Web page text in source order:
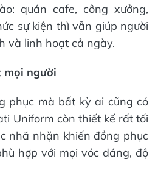
quán cafe, công xưởng,
sự kiện thì vẫn giúp người
và linh hoạt cả ngày.
mọi người
phục mà bất kỳ ai cũng có
Uniform còn thiết kế rất tối
nhã nhặn khiến đồng phục
hợp với mọi vóc dáng, độ